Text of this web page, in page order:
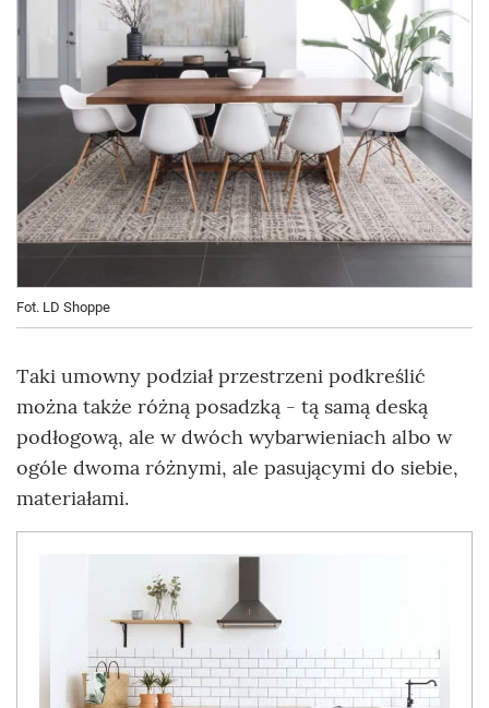
Fot. LD Shoppe
Taki umowny podział przestrzeni podkreślić
można także różną posadzką - tą samą deską
podłogową, ale w dwóch wybarwieniach albo w
ogóle dwoma różnymi, ale pasującymi do siebie,
materiałami.